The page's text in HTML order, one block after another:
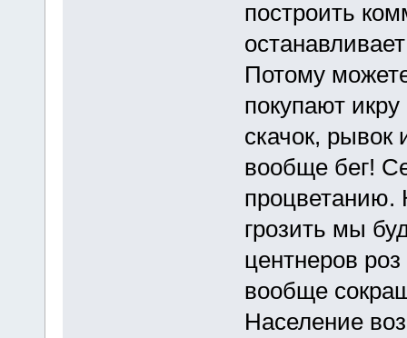
построить
Потому
покупают
скачок,
вообще бег!
процветанию.
грозить мы
центнеров
вообще
Население